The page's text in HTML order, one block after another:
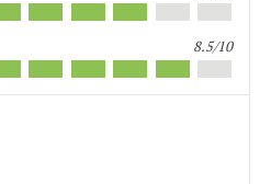
8.5/10